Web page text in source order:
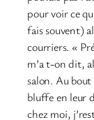
pour voir ce
fais souvent)
courriers. «
m’a t-on dit,
salon. Au
bluffe en leur
chez moi,